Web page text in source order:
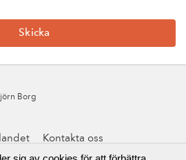
Borg
Kontakta oss
& cookies